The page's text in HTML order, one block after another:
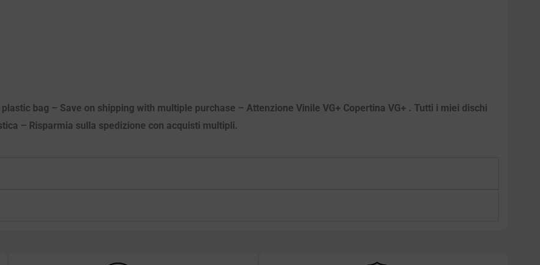
bag – Save on shipping with multiple purchase – Attenzione Vinile VG+ Copertina VG+ . Tutti i miei dischi
– Risparmia sulla spedizione con acquisti multipli.